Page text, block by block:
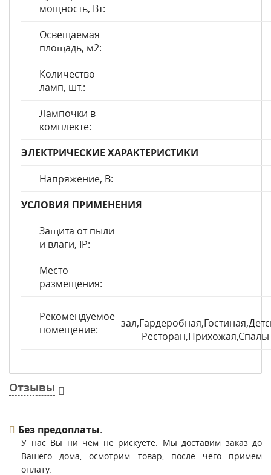
мощность, Вт:
Освещаемая
площадь, м2:
Количество
ламп, шт.:
Лампочки в
комплекте:
ЭЛЕКТРИЧЕСКИЕ ХАРАКТЕРИСТИКИ
Напряжение, В:
УСЛОВИЯ ПРИМЕНЕНИЯ
Защита от пыли
и влаги, IP:
Место
размещения:
Рекомендуемое
помещение:
Отзывы
Без предоплаты.
У нас Вы ни чем не рискуете. Мы доставим заказ до
Вашего дома, осмотрим товар, после чего примем
оплату.